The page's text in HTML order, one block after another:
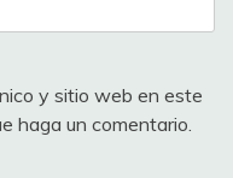
y sitio web en este
haga un comentario.